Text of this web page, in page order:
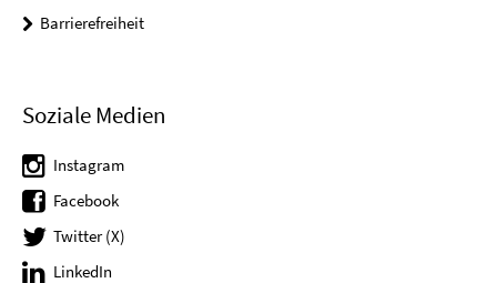
Barrierefreiheit
Soziale Medien
Instagram
Facebook
Twitter (X)
LinkedIn